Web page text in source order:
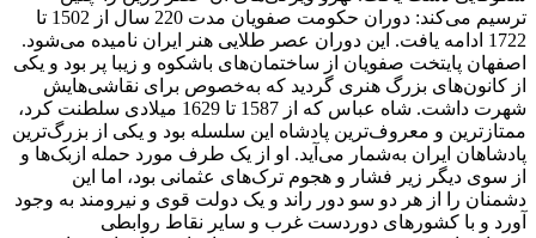
ترسیم می‌کند: دوران حکومت صفویان مدت 220 سال از 1502 تا
1722 ادامه یافت. این دوران عصر طلایی هنر ایران نامیده می‌شود.
اصفهان پایتخت صفویان از ساختمان‌های باشکوه و زیبا پر بود و یکی
از کانون‌های بزرگ هنری گردید که به‌خصوص برای نقاشی‌هایش
شهرت داشت. شاه عباس که از 1587 تا 1629 میلادی سلطنت کرد،
ممتازترین و معروف‌ترین پادشاه این سلسله بود و یکی از بزرگ‌ترین
پادشاهان ایران به‌شمار می‌آید. او از یک طرف مورد حمله ازبک‌ها و
از سوی دیگر زیر فشار و هجوم ترک‌های عثمانی بود، اما این
دشمنان را از هر دو سو دور راند و یک دولت قوی و نیرومند به وجود‌
آورد و با کشورهای دور‌دست غرب و سایر نقاط روابطی